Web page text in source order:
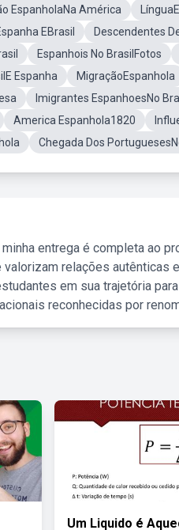
EspanholaNa América
EBrasil Descendentes
Espanhois No BrasilFotos
Espanha MigraçãoEspanhola
Imigrantes EspanhoesNo
America Espanhola1820
Chegada Dos
minha entrega é completa ao
relações autênticas
em sua trajetória
reconhecidas por
Um Liquido é